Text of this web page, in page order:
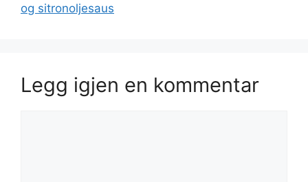
og sitronoljesaus
Legg igjen en kommentar